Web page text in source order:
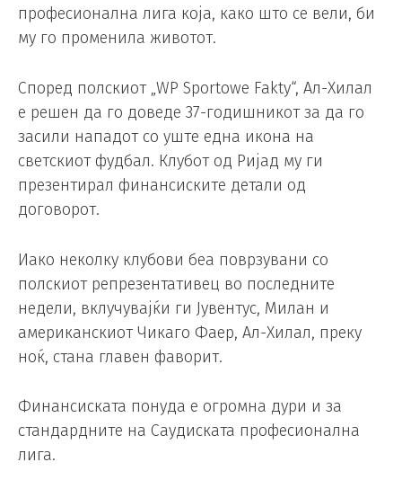
професионална лига која, како што се вели, би
му го променила животот.
Според полскиот „WP Sportowe Fakty“, Ал-Хилал
е решен да го доведе 37-годишникот за да го
засили нападот со уште една икона на
светскиот фудбал. Клубот од Ријад му ги
презентирал финансиските детали од
договорот.
Иако неколку клубови беа поврзувани со
полскиот репрезентативец во последните
недели, вклучувајќи ги Јувентус, Милан и
американскиот Чикаго Фаер, Ал-Хилал, преку
ноќ, стана главен фаворит.
Финансиската понуда е огромна дури и за
стандардните на Саудиската професионална
лига.